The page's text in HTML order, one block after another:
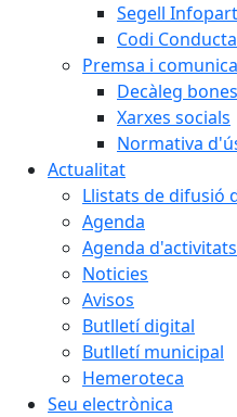
Segell
Codi
Premsa i
Decàleg
Xarxes socials
Normativa
Actualitat
Llistats de difusió
Agenda
Agenda
Noticies
Avisos
Butlletí digital
Butlletí municipal
Hemeroteca
Seu electrònica